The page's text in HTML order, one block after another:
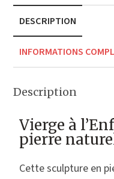
DESCRIPTION
INFORMATIONS
Description
Vierge à
pierre
Cette sculpture en